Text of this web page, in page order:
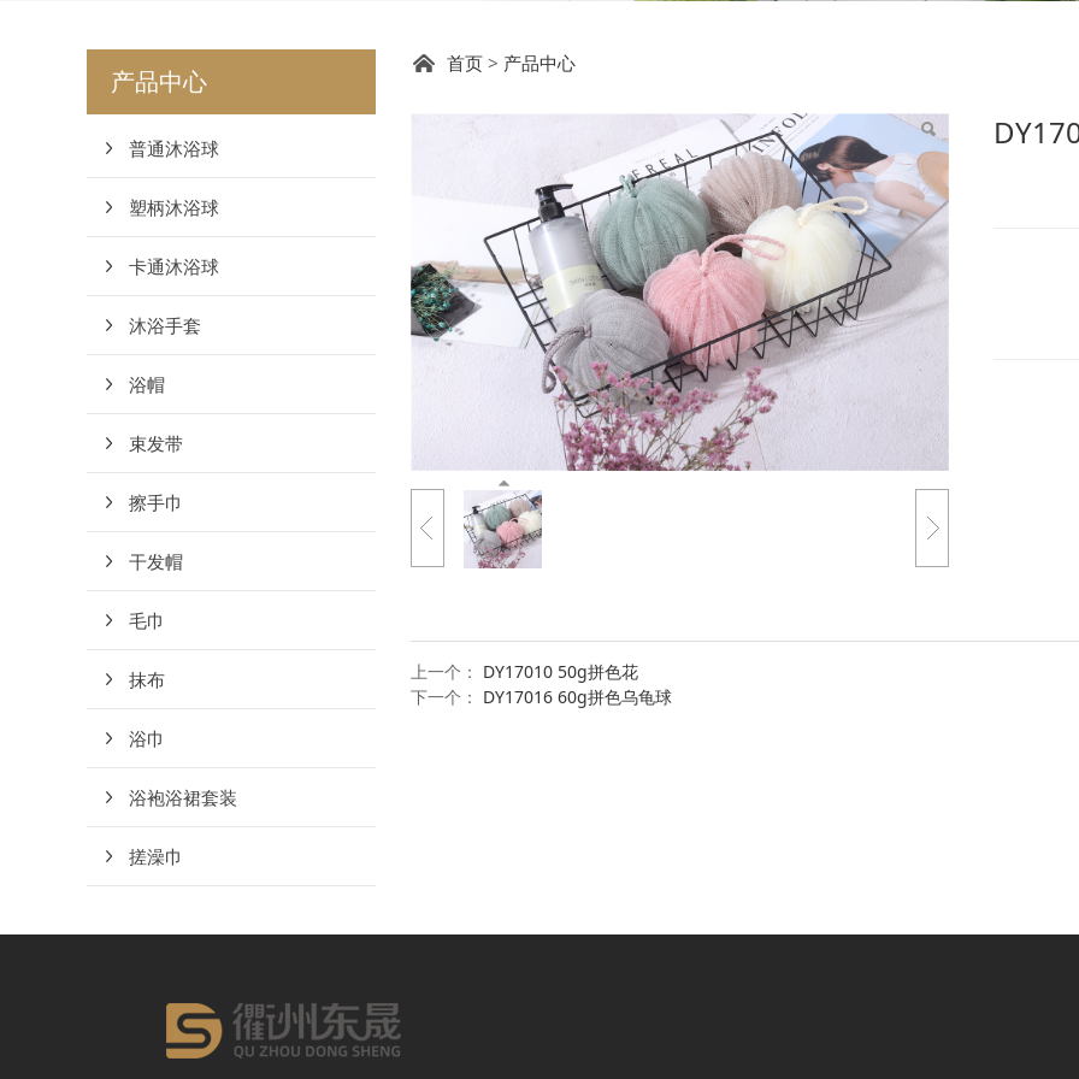
产品中心
普通沐浴球
塑柄沐浴球
卡通沐浴球
沐浴手套
浴帽
束发带
擦手巾
干发帽
毛巾
抹布
浴巾
浴袍浴裙套装
搓澡巾
DY17012 60g素色灯笼球
首页> 产品中心
上一个： DY17010 50g拼色花
下一个： DY17016 60g拼色乌龟球